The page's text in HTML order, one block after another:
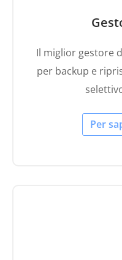
Il miglior gestore
per backup e
Per